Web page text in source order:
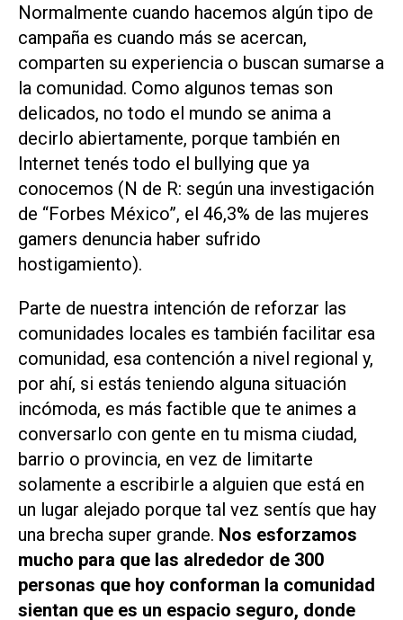
Normalmente cuando hacemos algún tipo de
campaña es cuando más se acercan,
comparten su experiencia o buscan sumarse a
la comunidad. Como algunos temas son
delicados, no todo el mundo se anima a
decirlo abiertamente, porque también en
Internet tenés todo el bullying que ya
conocemos (N de R: según una investigación
de “Forbes México”, el 46,3% de las mujeres
gamers denuncia haber sufrido
hostigamiento).
Parte de nuestra intención de reforzar las
comunidades locales es también facilitar esa
comunidad, esa contención a nivel regional y,
por ahí, si estás teniendo alguna situación
incómoda, es más factible que te animes a
conversarlo con gente en tu misma ciudad,
barrio o provincia, en vez de limitarte
solamente a escribirle a alguien que está en
un lugar alejado porque tal vez sentís que hay
una brecha super grande. Nos esforzamos
mucho para que las alrededor de 300
personas que hoy conforman la comunidad
sientan que es un espacio seguro, donde